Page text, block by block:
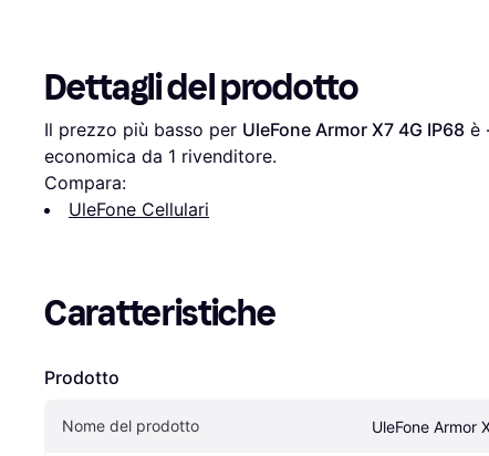
Dettagli del prodotto
Il prezzo più basso per UleFone Armor X7 4G IP68 è
economica da 1 rivenditore.
Compara:
UleFone Cellulari
Caratteristiche
Prodotto
Nome del prodotto UleFone Armor